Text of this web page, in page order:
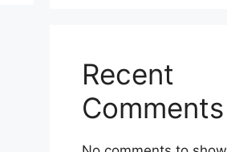
Recent
Comments